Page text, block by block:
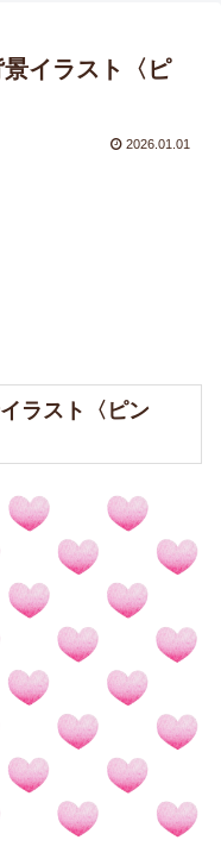
イラスト〈ピ
2026.01.01
ラスト〈ピン